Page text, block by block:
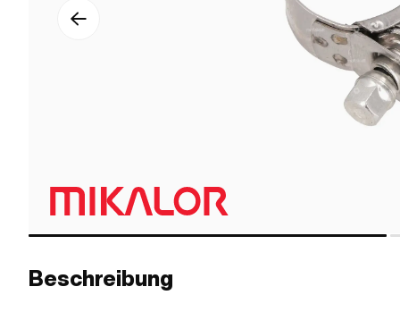
Beschreibung